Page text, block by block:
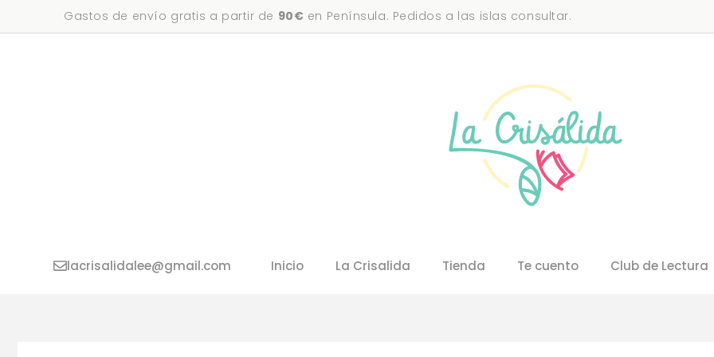
al
Gastos de envío gratis a partir de 90€ en Península. Pedidos a las islas consultar.
Inicio La Crisalida Tienda Te cuento Club de Lectura
lacrisalidalee@gmail.com